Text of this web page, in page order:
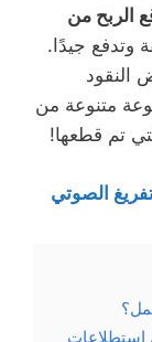
الربح من
وتدفع جيدًا.
النقود
متنوعة من
تم قطعها!
الصوتي
استطلاعات